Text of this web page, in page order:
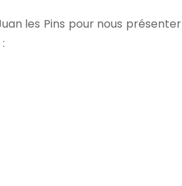
les Pins pour nous présenter